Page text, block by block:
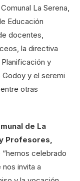
La Serena,
Educación
docentes,
la directiva
y
Godoy y el seremi
otras
de La
Profesores,
celebrado
invita a